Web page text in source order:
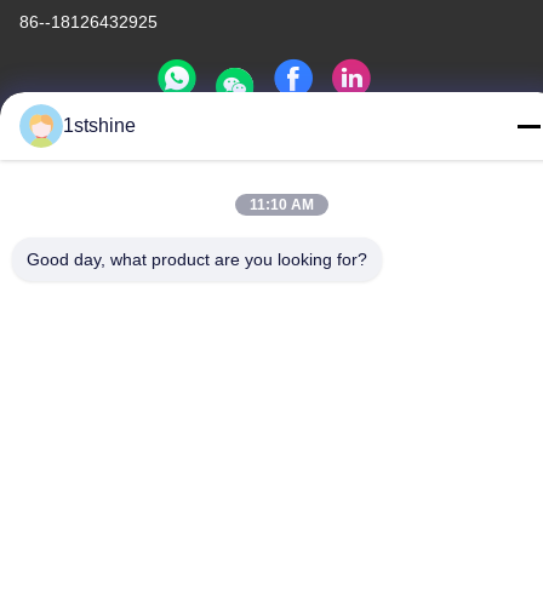
86--18126432925
গোপনীয়তা নীতি|সাইটম্যাপ
চীন ভাল মানের রিমোট LED সিলিং ফ্যান সরবরাহকারী. কপিরাইট © -2026 1stshine
1stshine
11:10 AM
Good day, what product are you looking for?